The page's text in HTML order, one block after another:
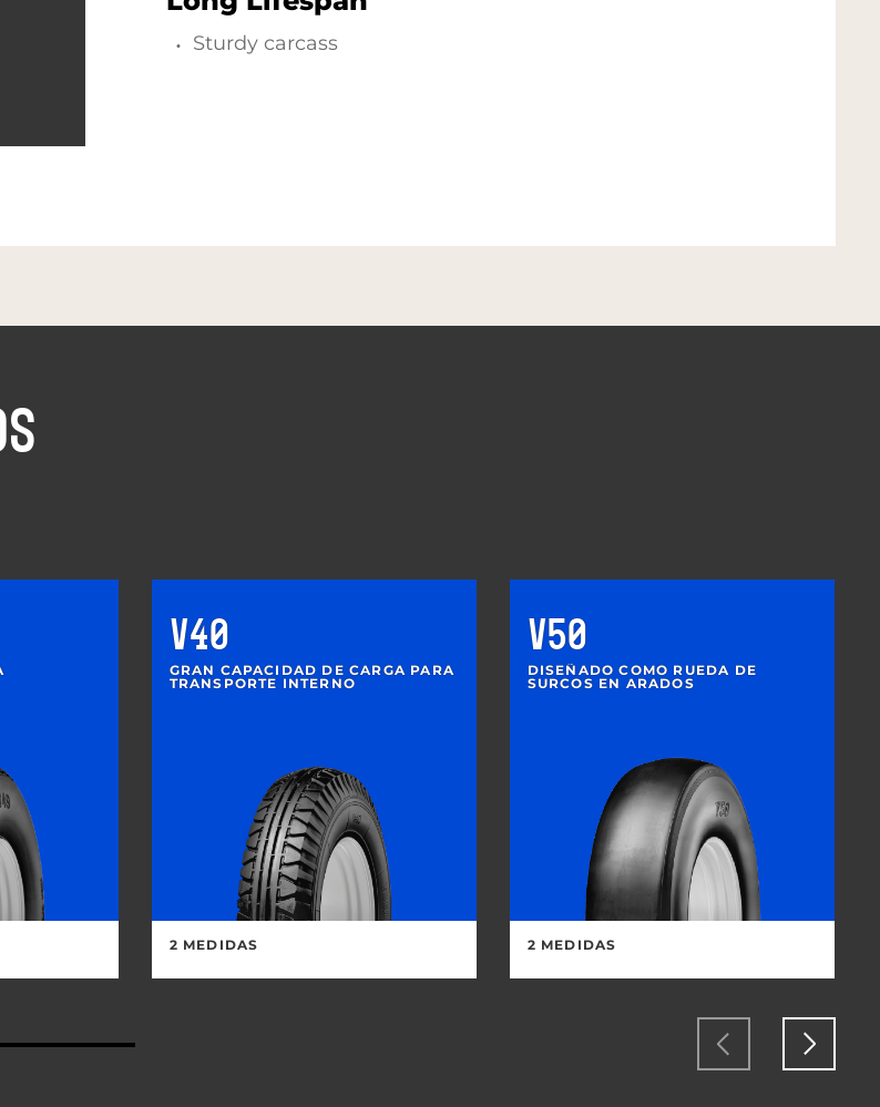
Sturdy carcass
V40
GRAN CAPACIDAD DE CARGA PARA
TRANSPORTE INTERNO
2 MEDIDAS
V50
DISEÑADO COMO RUEDA DE
SURCOS EN ARADOS
2 MEDIDAS